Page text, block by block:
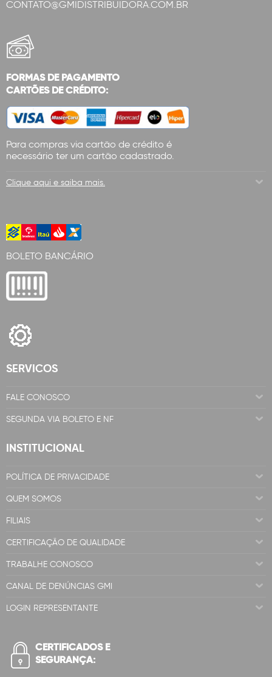
CONTATO@GMIDISTRIBUIDORA.COM.BR
FORMAS DE PAGAMENTO
CARTÕES DE CRÉDITO:
Para compras via cartão de crédito é
necessário ter um cartão cadastrado.
Clique aqui e saiba mais.
BOLETO BANCÁRIO
SERVICOS
FALE CONOSCO
SEGUNDA VIA BOLETO E NF
INSTITUCIONAL
POLÍTICA DE PRIVACIDADE
QUEM SOMOS
FILIAIS
CERTIFICAÇÃO DE QUALIDADE
TRABALHE CONOSCO
CANAL DE DENÚNCIAS GMI
LOGIN REPRESENTANTE
CERTIFICADOS E
SEGURANÇA: